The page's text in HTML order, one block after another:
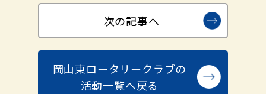
岡山東ロータリークラブの
活動一覧へ戻る
次の記事へ